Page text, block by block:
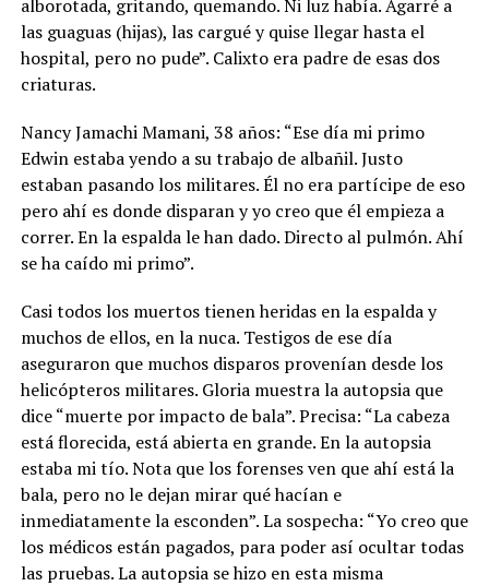
alborotada, gritando, quemando. Ni luz había. Agarré a
las guaguas (hijas), las cargué y quise llegar hasta el
hospital, pero no pude”. Calixto era padre de esas dos
criaturas.
Nancy Jamachi Mamani, 38 años: “Ese día mi primo
Edwin estaba yendo a su trabajo de albañil. Justo
estaban pasando los militares. Él no era partícipe de eso
pero ahí es donde disparan y yo creo que él empieza a
correr. En la espalda le han dado. Directo al pulmón. Ahí
se ha caído mi primo”.
Casi todos los muertos tienen heridas en la espalda y
muchos de ellos, en la nuca. Testigos de ese día
aseguraron que muchos disparos provenían desde los
helicópteros militares. Gloria muestra la autopsia que
dice “muerte por impacto de bala”. Precisa: “La cabeza
está florecida, está abierta en grande. En la autopsia
estaba mi tío. Nota que los forenses ven que ahí está la
bala, pero no le dejan mirar qué hacían e
inmediatamente la esconden”. La sospecha: “Yo creo que
los médicos están pagados, para poder así ocultar todas
las pruebas. La autopsia se hizo en esta misma